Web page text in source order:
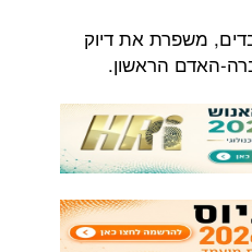
משפרת את דיוק
האדם הראשון.